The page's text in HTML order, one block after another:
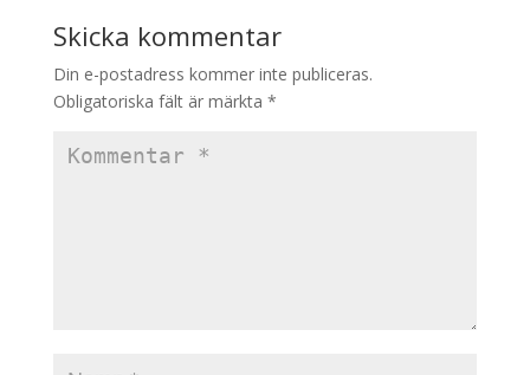
Skicka kommentar
Din e-postadress kommer inte publiceras.
Obligatoriska fält är märkta *